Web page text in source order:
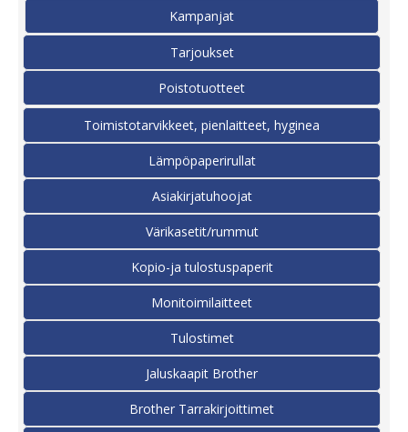
Kampanjat
Tarjoukset
Poistotuotteet
Toimistotarvikkeet, pienlaitteet, hyginea
Lämpöpaperirullat
Asiakirjatuhoojat
Värikasetit/rummut
Kopio-ja tulostuspaperit
Monitoimilaitteet
Tulostimet
Jaluskaapit Brother
Brother Tarrakirjoittimet